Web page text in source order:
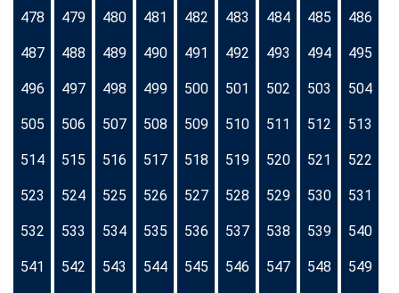
478 479 480 481 482 483 484 485 486
487 488 489 490 491 492 493 494 495
496 497 498 499 500 501 502 503 504
505 506 507 508 509 510 511 512 513
514 515 516 517 518 519 520 521 522
523 524 525 526 527 528 529 530 531
532 533 534 535 536 537 538 539 540
541 542 543 544 545 546 547 548 549